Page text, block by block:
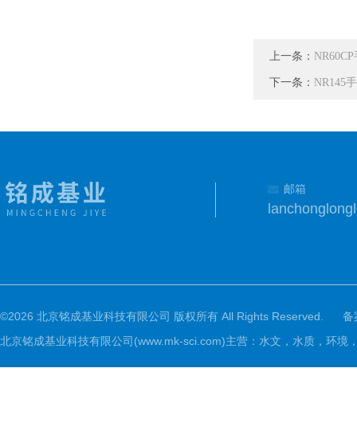
上一条：
下一条： NR145
邮箱
©2026 北京铭成基业科技有限公司 版权所有 All Rights Reserved.
备
北京铭成基业科技有限公司(www.mk-sci.com)主营：水文，水质，环境